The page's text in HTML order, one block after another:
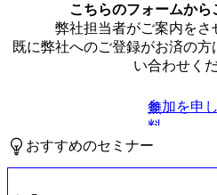
こちらのフォームから
弊社担当者がご案内をさ
既に弊社へのご登録がお済の
い合わせく
無
料
参加を申
おすすめのセミナー